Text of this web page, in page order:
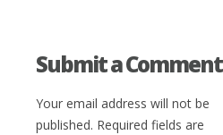
Submit a Comment
Your email address will not be
published. Required fields are